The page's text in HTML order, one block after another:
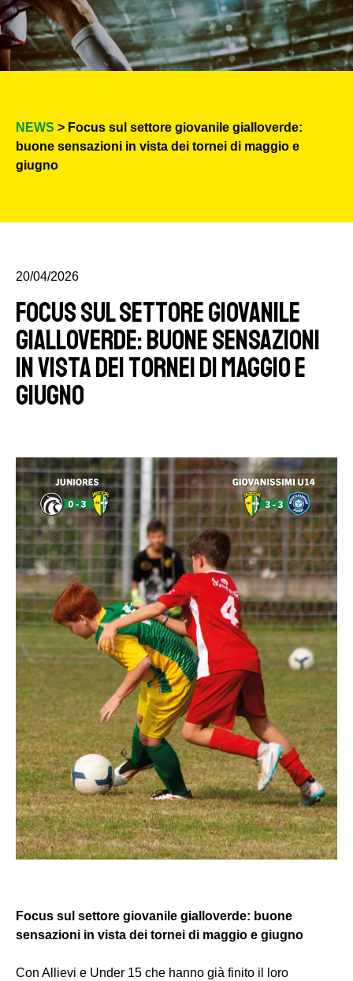
NEWS > Focus sul settore giovanile gialloverde:
buone sensazioni in vista dei tornei di maggio e
giugno
20/04/2026
Focus sul settore giovanile
gialloverde: buone sensazioni
in vista dei tornei di maggio e
giugno
Focus sul settore giovanile gialloverde: buone
sensazioni in vista dei tornei di maggio e giugno
Con Allievi e Under 15 che hanno già finito il loro